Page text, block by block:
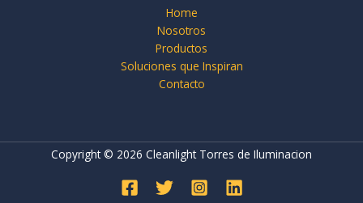
Home
Nosotros
Productos
Soluciones que Inspiran
Contacto
Copyright © 2026 Cleanlight Torres de Iluminacion